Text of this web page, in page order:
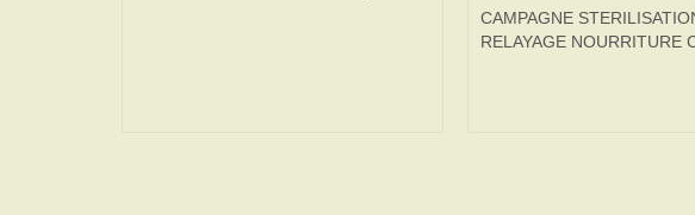
CAMPAGNE
RELAYAGE NOURRITURE